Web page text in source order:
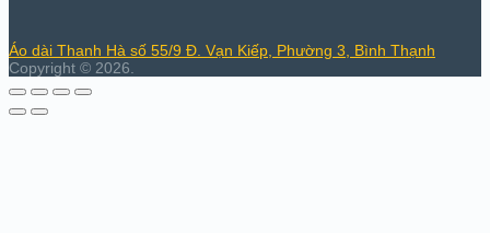
Áo dài Thanh Hà số 55/9 Đ. Vạn Kiếp, Phường 3, Bình Thạnh
Copyright © 2026.